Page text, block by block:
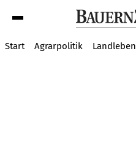
Start Agrarpolitik Landleben